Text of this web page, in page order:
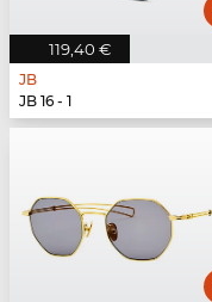
119,40 €
JB
JB 16 - 1